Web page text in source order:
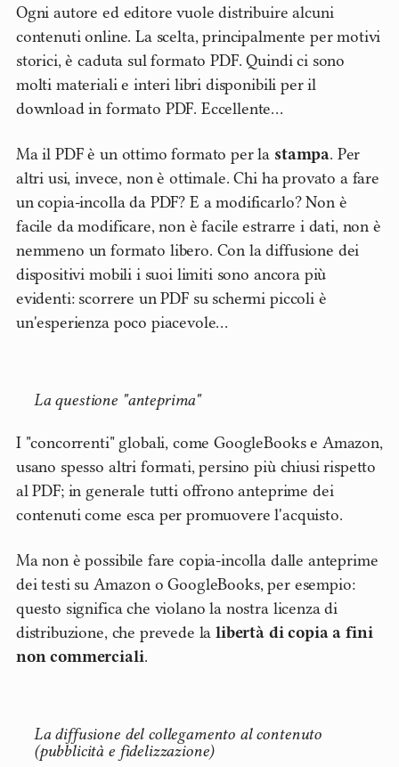
Ogni autore ed editore vuole distribuire alcuni
contenuti online. La scelta, principalmente per motivi
storici, è caduta sul formato PDF. Quindi ci sono
molti materiali e interi libri disponibili per il
download in formato PDF. Eccellente…
Ma il PDF è un ottimo formato per la stampa. Per
altri usi, invece, non è ottimale. Chi ha provato a fare
un copia-incolla da PDF? E a modificarlo? Non è
facile da modificare, non è facile estrarre i dati, non è
nemmeno un formato libero. Con la diffusione dei
dispositivi mobili i suoi limiti sono ancora più
evidenti: scorrere un PDF su schermi piccoli è
un'esperienza poco piacevole…
La questione "anteprima"
I "concorrenti" globali, come GoogleBooks e Amazon,
usano spesso altri formati, persino più chiusi rispetto
al PDF; in generale tutti offrono anteprime dei
contenuti come esca per promuovere l'acquisto.
Ma non è possibile fare copia-incolla dalle anteprime
dei testi su Amazon o GoogleBooks, per esempio:
questo significa che violano la nostra licenza di
distribuzione, che prevede lalibertà di copia a fini
non commerciali.
La diffusione del collegamento al contenuto
(pubblicità e fidelizzazione)